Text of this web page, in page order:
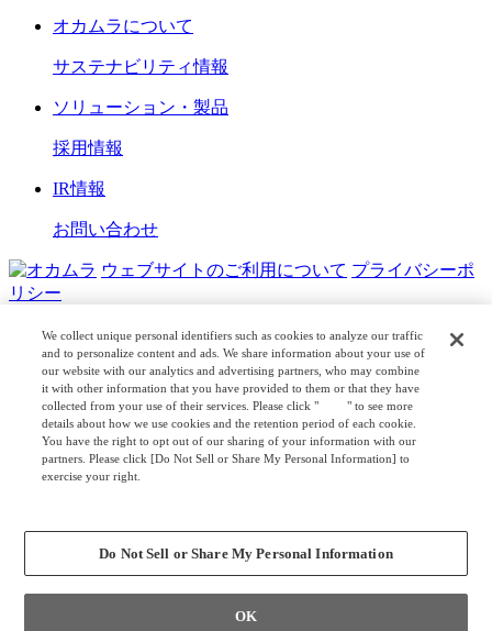
オカムラについて
サステナビリティ情報
ソリューション・製品
採用情報
IR情報
お問い合わせ
ウェブサイトのご利用について プライバシーポ
リシー
COPYRIGHT © OKAMURA CORPORATION. ALL RIGHTS
RESERVED.
日本公式 企業広報
We collect unique personal identifiers such as cookies to analyze our traffic
and to personalize content and ads. We share information about your use of
our website with our analytics and advertising partners, who may combine
it with other information that you have provided to them or that they have
collected from your use of their services. Please click "
here" to see more
details about how we use cookies and the retention period of each cookie.
You have the right to opt out of our sharing of your information with our
partners. Please click [Do Not Sell or Share My Personal Information] to
exercise your right.
Do Not Sell or Share My Personal Information
OK